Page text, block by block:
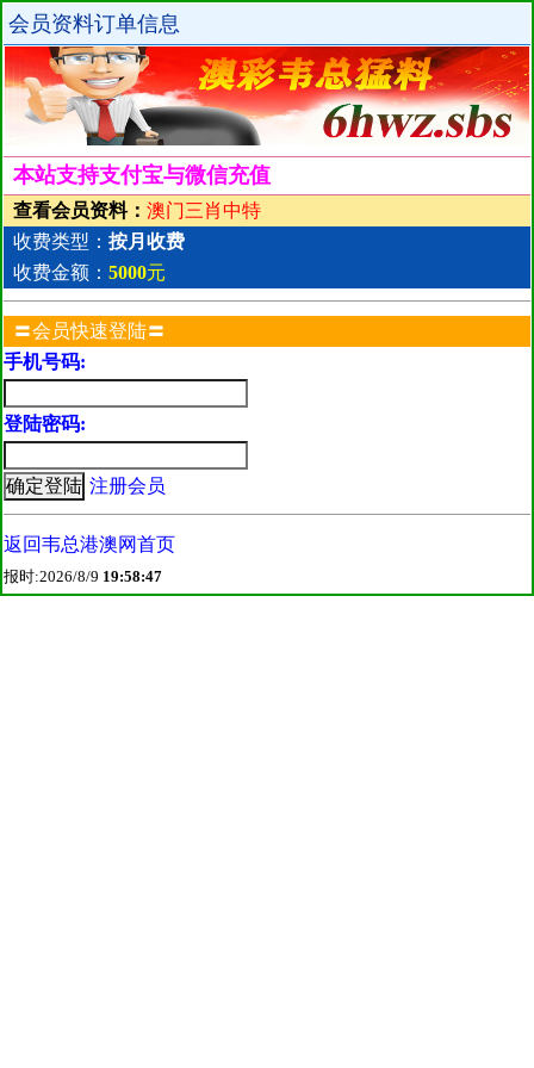
会员资料订单信息
本站支持支付宝与微信充值
查看会员资料： 澳门三肖中特
收费类型： 按月收费
收费金额： 5000元
〓会员快速登陆〓
手机号码:
登陆密码:
注册会员
返回韦总港澳网首页
报时:2026/8/9 19:58:47